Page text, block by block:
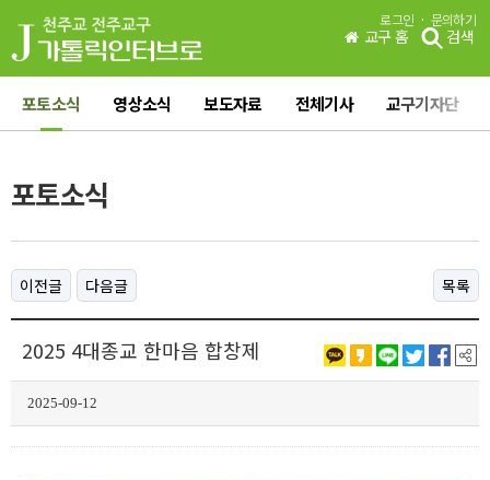
로그인 · 문의하기
교구 홈 검색
포토소식 영상소식 보도자료 전체기사 교구기자단
포토소식
이전글 다음글 목록
2025 4대종교 한마음 합창제
2025-09-12